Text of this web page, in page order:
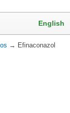
English
→ Efinaconazol